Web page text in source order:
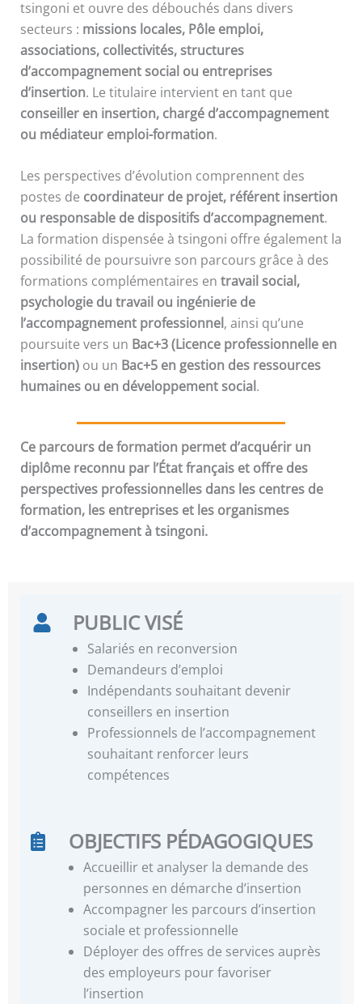
tsingoni et ouvre des débouchés dans divers
secteurs : missions locales, Pôle emploi,
associations, collectivités, structures
d’accompagnement social ou entreprises
d’insertion. Le titulaire intervient en tant que
conseiller en insertion, chargé d’accompagnement
ou médiateur emploi-formation.
Les perspectives d’évolution comprennent des
postes de coordinateur de projet, référent insertion
ou responsable de dispositifs d’accompagnement.
La formation dispensée à tsingoni offre également la
possibilité de poursuivre son parcours grâce à des
formations complémentaires en travail social,
psychologie du travail ou ingénierie de
l’accompagnement professionnel, ainsi qu’une
poursuite vers un Bac+3 (Licence professionnelle en
insertion) ou un Bac+5 en gestion des ressources
humaines ou en développement social.
Ce parcours de formation permet d’acquérir un
diplôme reconnu par l’État français et offre des
perspectives professionnelles dans les centres de
formation, les entreprises et les organismes
d’accompagnement à tsingoni.
PUBLIC VISÉ
Salariés en reconversion
Demandeurs d’emploi
Indépendants souhaitant devenir
conseillers en insertion
Professionnels de l’accompagnement
souhaitant renforcer leurs
compétences
OBJECTIFS PÉDAGOGIQUES
Accueillir et analyser la demande des
personnes en démarche d’insertion
Accompagner les parcours d’insertion
sociale et professionnelle
Déployer des offres de services auprès
des employeurs pour favoriser
l’insertion